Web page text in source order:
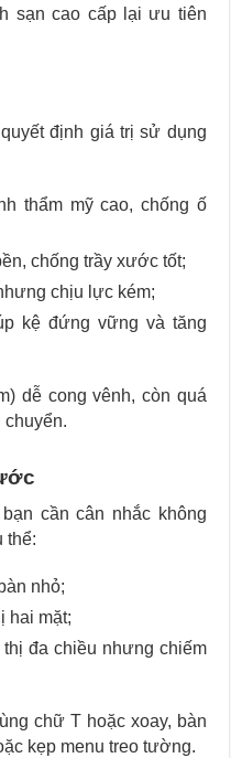
sạn cao cấp lại ưu tiên
định giá trị sử dụng
thẩm mỹ cao, chống ố
chống trầy xước tốt;
chịu lực kém;
kệ đứng vững và tăng
dễ cong vênh, còn quá
chuyển.
cần cân nhắc không
thể:
nhỏ;
hai mặt;
đa chiều nhưng chiếm
chữ T hoặc xoay, bàn
kẹp menu treo tường.